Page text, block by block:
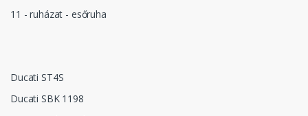
11 - ruházat - esőruha
Ducati ST4S
Ducati SBK 1198